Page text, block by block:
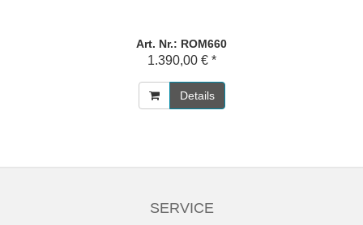
Art. Nr.: ROM660
1.390,00 € *
Details
SERVICE